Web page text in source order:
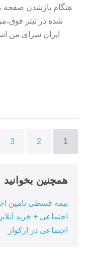
هنگام بازشدن صفحه
شده در تیتر
ایران سرای من
1
2
3
همچنین بخوانید
بیمه قسطی تامین
اجتماعی + خرید
اجتماعی در ارکواز